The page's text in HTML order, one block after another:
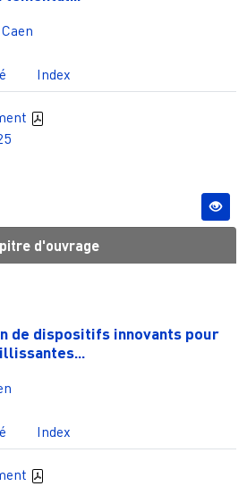
Caen
Index
d'ouvrage
de dispositifs innovants pour
Index